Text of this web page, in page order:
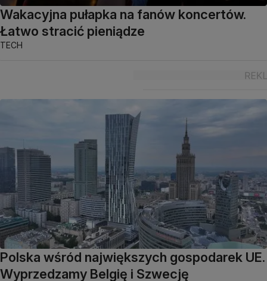
Wakacyjna pułapka na fanów koncertów.
Łatwo stracić pieniądze
TECH
Polska wśród największych gospodarek UE.
Wyprzedzamy Belgię i Szwecję